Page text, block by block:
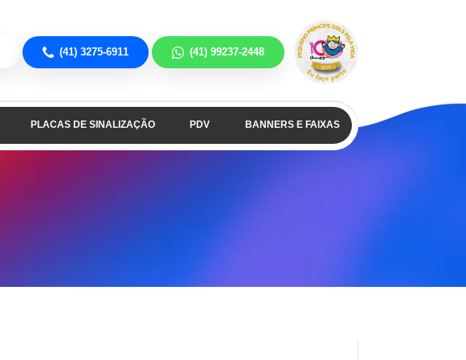
(41) 3275-6911 (41) 99237-2448
PLACAS DE SINALIZAÇÃO PDV BANNERS E FAIXAS